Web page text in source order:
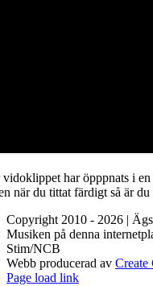
vidoklippet har öpppnats i
när du tittat färdigt så är
Copyright 2010 - 2026 |
Musiken på denna
Stim/NCB
Webb producerad av Create
Facebook
Instagram
Page load link